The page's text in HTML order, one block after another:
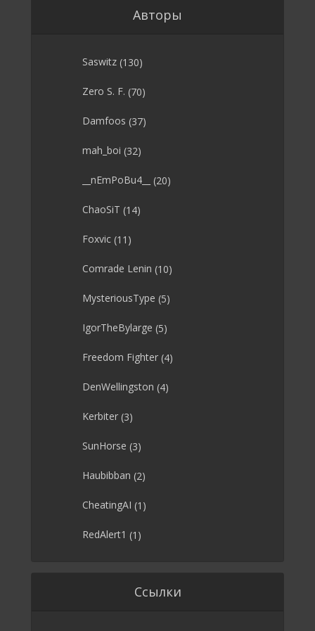
Авторы
Saswitz (130)
Zero S. F. (70)
Damfoos (37)
mah_boi (32)
__nEmPoBu4__ (20)
ChaoSiT (14)
Foxvic (11)
Comrade Lenin (10)
MysteriousType (5)
IgorTheBylarge (5)
Freedom Fighter (4)
DenWellingston (4)
Kerbiter (3)
SunHorse (3)
Haubibban (2)
CheatingAI (1)
RedAlert1 (1)
Ссылки